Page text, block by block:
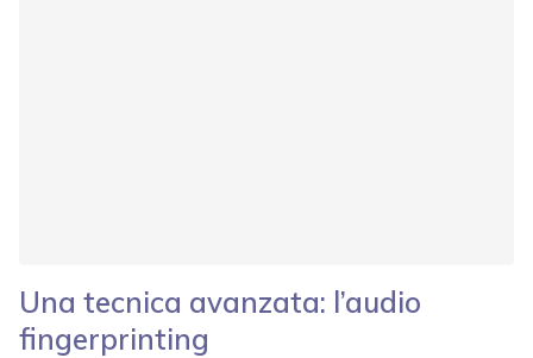
Una tecnica avanzata: l’audio
fingerprinting